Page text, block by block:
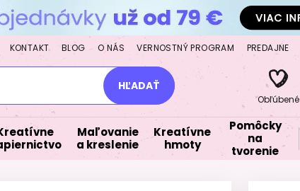
KONTAKT BLOG O NÁS VERNOSTNÝ PROGRAM PREDAJNE
HĽADAŤ
Obľúbené
Maľovanie
a kreslenie
Kreatívne
hmoty
Pomôcky
na
tvorenie